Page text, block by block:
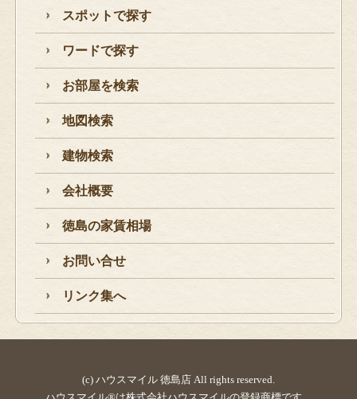
スポットで探す
ワードで探す
お部屋を検索
地図検索
建物検索
会社概要
徳島の家賃相場
お問い合せ
リンク集へ
(c) ハウスマイル 徳島店 All rights reserved.